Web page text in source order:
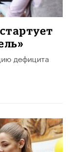
дефицита